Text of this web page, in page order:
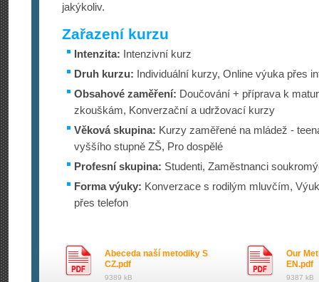
jakýkoliv.
Zařazení kurzu
Intenzita: Intenzivní kurz
Druh kurzu: Individuální kurzy, Online výuka přes
Obsahové zaměření: Doučování + příprava k
zkouškám, Konverzační a udržovací kurzy
Věková skupina: Kurzy zaměřené na mládež -
vyššího stupně ZŠ, Pro dospělé
Profesní skupina: Studenti, Zaměstnanci
Forma výuky: Konverzace s rodilým mluvčím,
přes telefon
Abeceda naší metodiky S
CZ.pdf
9389 kB
Our
EN.pdf
9387 kB